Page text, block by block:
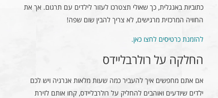
כתוביות באנגלית, כך שאולי תצטרכו לעזור לילדים עם תרגום. אך את
החוויה המרכזית מרגישים, לא צריך להבין שום שפה!
להזמנת כרטיסים לחצו כאן.
החלקה על רולרבליידס
אם אתם מחפשים איך להעביר כמה שעות מלאות אנרגיה ויש לכם
ילדים שיודעים ואוהבים להחליק על רולרבליידס, קחו אותם לזירת